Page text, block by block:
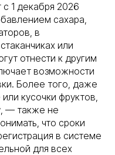
1 декабря 2026
сахара,
в
или
отнести к другим
возможности
Более того, даже
кусочки фруктов,
— также не
что сроки
в системе
для всех